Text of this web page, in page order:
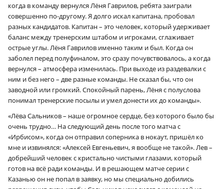
когда в команду вернулся Лёня Гаврилов, ребята заиграли
совершенно по-другому. Я долго искал капитана, пробовал
разных кандидатов. Капитан – это человек, который удерживает
баланс между тренерским штабом и игроками, сглаживает
острые углы. Лёня Гаврилов именно таким и был. Когда он
заболел перед полуфиналом, это сразу почувствовалось, а когда
вернулся – атмосфера изменилась. При выходе из раздевалки с
ним и без него – две разные команды. Не сказал бы, что он
заводной или громкий. Спокойный парень, Лёня с полуслова
понимал тренерские посылы и умел донести их до команды».
«Лёва Сальников – наше огромное сердце, без которого было бы
очень трудно… На следующий день после того матча с
«Ирбисом», когда он отправил соперника в нокаут, пришёл ко
мне и извинялся: «Алексей Евгеньевич, я вообще не такой». Лев –
добрейший человек с кристально чистыми глазами, который
готов на всё ради команды. И в решающем матче серии с
Казанью он не попал в заявку, но мы специально добились